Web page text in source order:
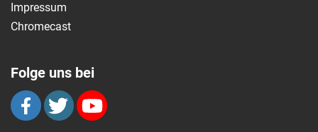
Impressum
Chromecast
Folge uns bei